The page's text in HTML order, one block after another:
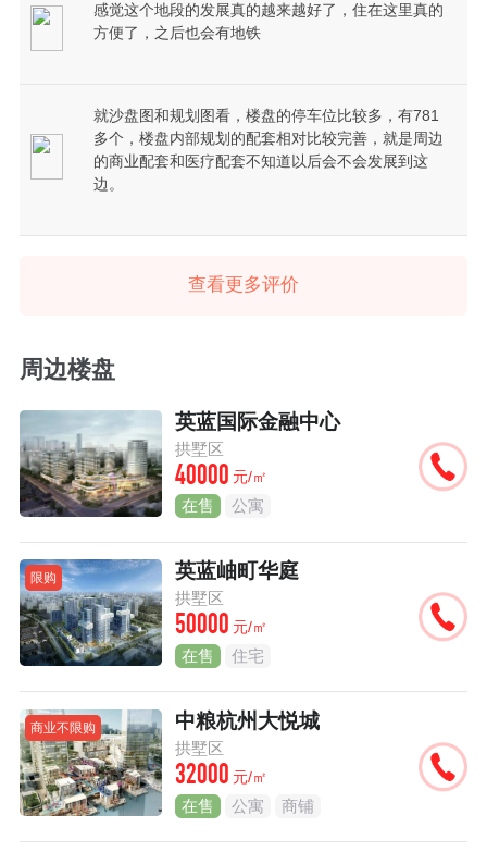
感觉这个地段的发展真的越来越好了，住在这里真的
方便了，之后也会有地铁
就沙盘图和规划图看，楼盘的停车位比较多，有781
多个，楼盘内部规划的配套相对比较完善，就是周边
的商业配套和医疗配套不知道以后会不会发展到这
边。
查看更多评价
周边楼盘
英蓝国际金融中心
拱墅区
40000 元/㎡
在售 公寓
限购 英蓝岫町华庭
拱墅区
50000 元/㎡
在售 住宅
商业不限购 中粮杭州大悦城
拱墅区
32000 元/㎡
在售 公寓 商铺